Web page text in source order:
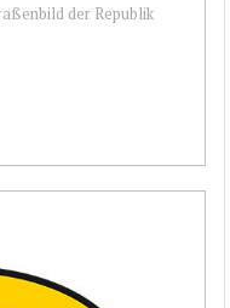
der Republik